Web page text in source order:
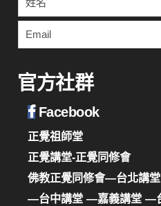
官方社群
Facebook
正覺祖師堂
正覺講堂-正覺同修會
佛教正覺同修會—台北講堂
—台中講堂 —嘉義講堂 —